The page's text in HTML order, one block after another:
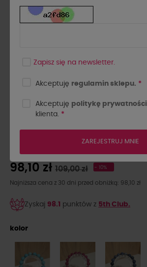
LA LA...! SREBRNA
98,10 zł 109,00 zł - 10%
Najniższa cena z 30 dni przed obniżką: 98,10 zł
Zyskaj 98.1 punktów z 5th Club.
kolor
Zapisz się na newsletter.
Akceptuję regulamin sklepu. *
Akceptuję politykę prywatności
klienta. *
ZAREJESTRUJ MNIE